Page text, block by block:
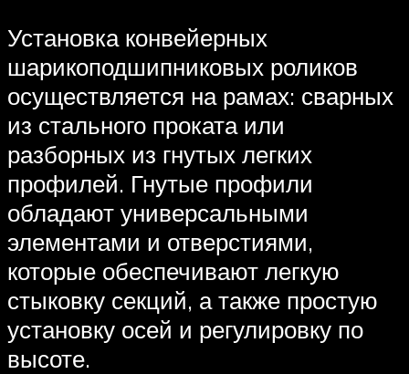
Установка конвейерных
шарикоподшипниковых роликов
осуществляется на рамах: сварных
из стального проката или
разборных из гнутых легких
профилей. Гнутые профили
обладают универсальными
элементами и отверстиями,
которые обеспечивают легкую
стыковку секций, а также простую
установку осей и регулировку по
высоте.